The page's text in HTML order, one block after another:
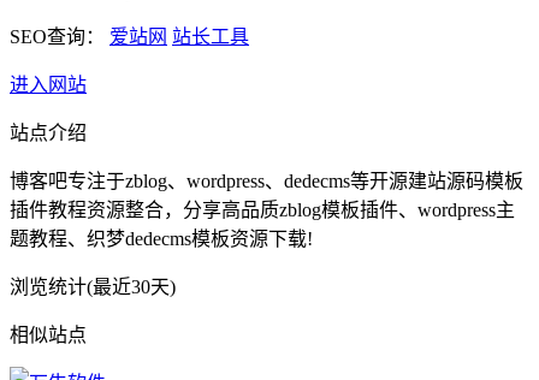
SEO查询： 爱站网 站长工具
进入网站
站点介绍
博客吧专注于zblog、wordpress、dedecms等开源建站源码模板
插件教程资源整合，分享高品质zblog模板插件、wordpress主
题教程、织梦dedecms模板资源下载!
浏览统计(最近30天)
相似站点